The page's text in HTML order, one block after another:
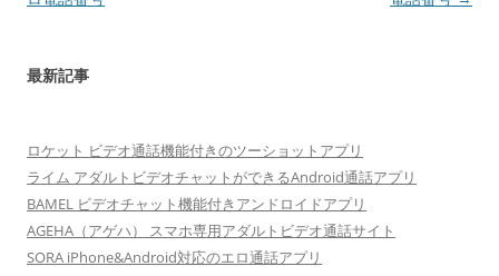
シ
ョ
ン
最新記事
ロケット ビデオ通話機能付きのツーショットアプリ
ライム アダルトビデオチャットができるAndroid通話アプリ
BAMEL ビデオチャット機能付きアンドロイドアプリ
AGEHA（アゲハ） スマホ専用アダルトビデオ通話サイト
SORA iPhone&Android対応のエロ通話アプリ